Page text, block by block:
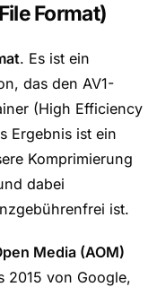
Format)
. Es ist ein
das den AV1-
(High Efficiency
Ergebnis ist ein
Komprimierung
dabei
ist.
Media (AOM)
2015 von Google,